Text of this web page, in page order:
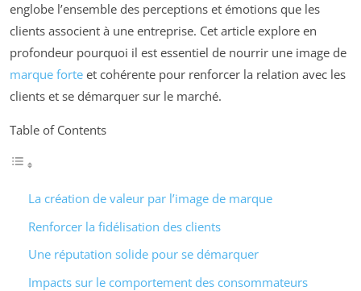
englobe l’ensemble des perceptions et émotions que les
clients associent à une entreprise. Cet article explore en
profondeur pourquoi il est essentiel de nourrir une image de
marque forte et cohérente pour renforcer la relation avec les
clients et se démarquer sur le marché.
Table of Contents
La création de valeur par l’image de marque
Renforcer la fidélisation des clients
Une réputation solide pour se démarquer
Impacts sur le comportement des consommateurs